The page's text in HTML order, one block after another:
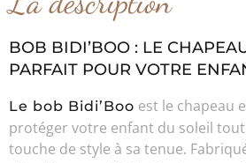
BOB BIDI’BOO : LE
PARFAIT POUR VOTRE
Le bob Bidi’Boo est le chapeau
protéger votre enfant du soleil
touche de style à sa tenue.